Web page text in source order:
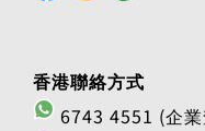
香港聯絡方式
6743 4551 (企